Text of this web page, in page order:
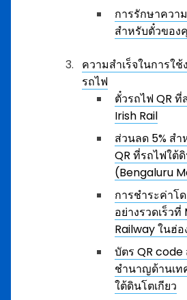
การรักษาควา
สำหรับตั๋วขอ
ความสำเร็จในการใ
รถไฟ
ตั๋วรถไฟ QR
Irish Rail
ส่วนลด 5% ส
QR ที่รถไฟใต้
(Bengaluru
การชำระค่าโ
อย่างรวดเร็ว
Railway ในฮ่อ
บัตร QR
ชำนาญด้านเท
ใต้ดินโตเกียว